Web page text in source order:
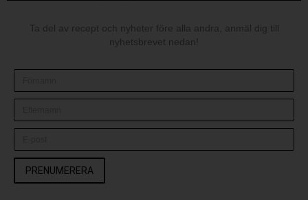
Ta del av recept och nyheter före alla andra, anmäl dig till
nyhetsbrevet nedan!
PRENUMERERA